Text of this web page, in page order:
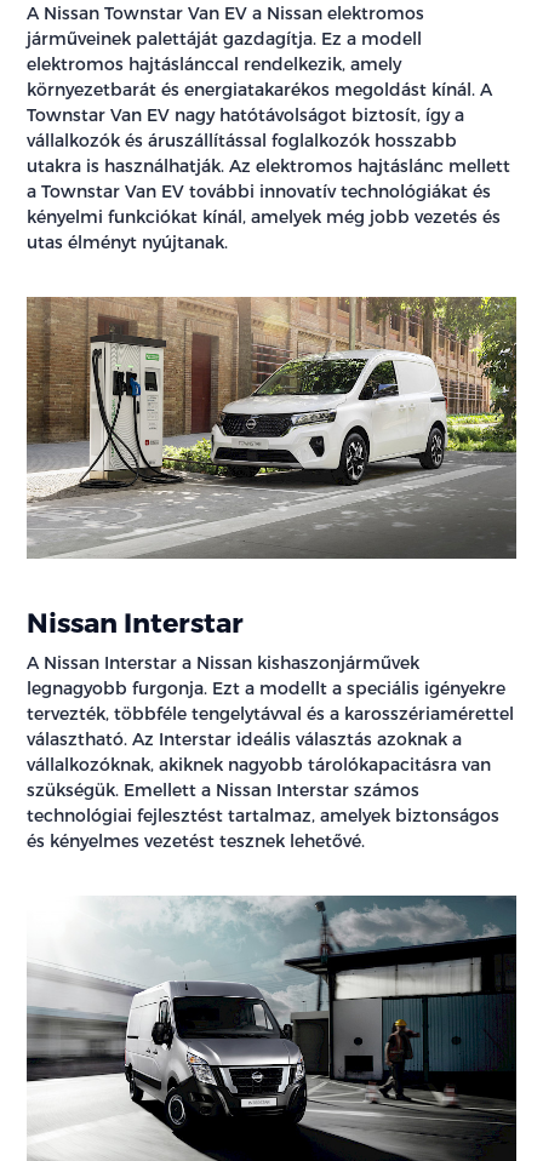
A Nissan Townstar Van EV a Nissan elektromos
járműveinek palettáját gazdagítja. Ez a modell
elektromos hajtáslánccal rendelkezik, amely
környezetbarát és energiatakarékos megoldást kínál. A
Townstar Van EV nagy hatótávolságot biztosít, így a
vállalkozók és áruszállítással foglalkozók hosszabb
utakra is használhatják. Az elektromos hajtáslánc mellett
a Townstar Van EV további innovatív technológiákat és
kényelmi funkciókat kínál, amelyek még jobb vezetés és
utas élményt nyújtanak.
Nissan Interstar
A Nissan Interstar a Nissan kishaszonjárművek
legnagyobb furgonja. Ezt a modellt a speciális igényekre
tervezték, többféle tengelytávval és a karosszériamérettel
választható. Az Interstar ideális választás azoknak a
vállalkozóknak, akiknek nagyobb tárolókapacitásra van
szükségük. Emellett a Nissan Interstar számos
technológiai fejlesztést tartalmaz, amelyek biztonságos
és kényelmes vezetést tesznek lehetővé.